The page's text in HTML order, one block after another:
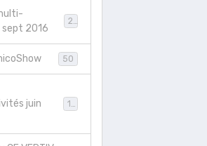
2016
21
50
juin